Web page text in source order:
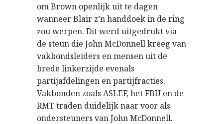
om Brown openlijk uit te dagen
wanneer Blair z’n handdoek in de ring
zou werpen. Dit werd uitgedrukt via
de steun die John McDonnell kreeg van
vakbondsleiders en mensen uit de
brede linkerzijde evenals
partijafdelingen en partijfracties.
Vakbonden zoals ASLEF, het FBU en de
RMT traden duidelijk naar voor als
ondersteuners van John McDonnell.